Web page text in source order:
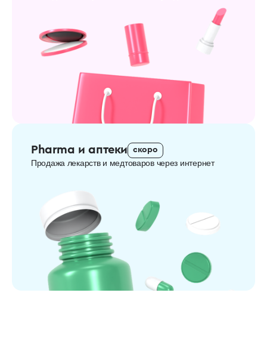
Pharma и аптеки скоро
Продажа лекарств и медтоваров через интернет